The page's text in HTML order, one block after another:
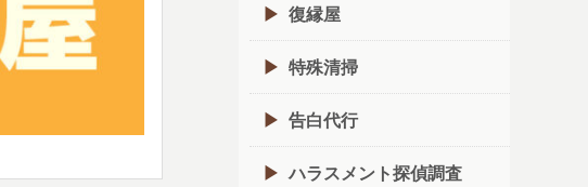
復縁屋
特殊清掃
告白代行
ハラスメント探偵調査